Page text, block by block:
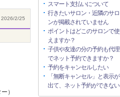
2026/2/25
）
スマート支払いについて
行きたいサロン・近隣のサロ
ンが掲載されていません
ポイントはどこのサロンで使
えますか？
子供や友達の分の予約も代理
でネット予約できますか？
予約をキャンセルしたい
「無断キャンセル」と表示が
出て、ネット予約ができない